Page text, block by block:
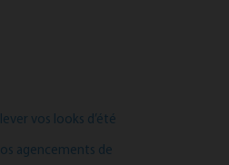
vos looks d’été
agencements de